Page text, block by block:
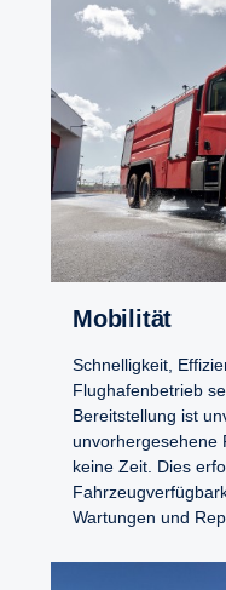
Mobilität
Schnelligkeit,
Flughafenbetrieb
Bereitstellung ist
unvorhergesehene
keine Zeit. Dies
Wartungen und